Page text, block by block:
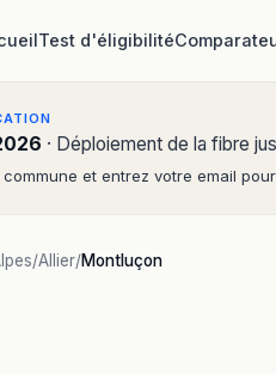
Test d'éligibilité
· Déploiement de la fibre
et entrez votre email
/Allier/Montluçon